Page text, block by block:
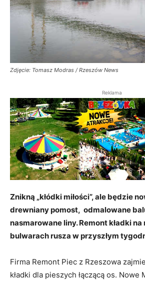
Zdjęcie: Tomasz Modras / Rzeszów News
Reklama
Znikną „kłódki miłości”, ale będzie
drewniany pomost, odmalowane
nasmarowane liny. Remont kładki
bulwarach rusza w przyszłym
Firma Remont Piec z Rzeszowa
kładki dla pieszych łączącą os. Nowe